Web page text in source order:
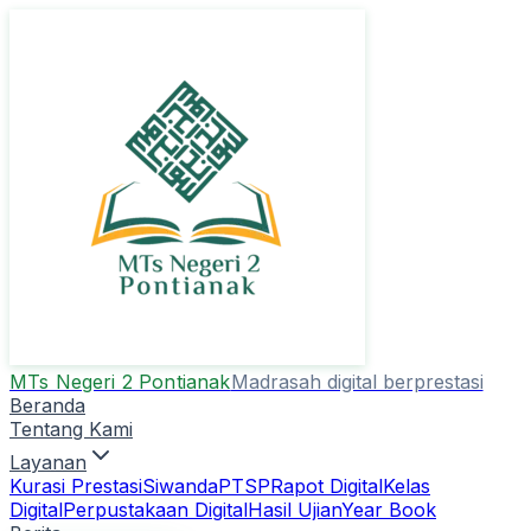
MTs Negeri 2 PontianakMadrasah digital berprestasi
Beranda
Tentang Kami
Layanan
Kurasi PrestasiSiwandaPTSPRapot DigitalKelas
DigitalPerpustakaan DigitalHasil UjianYear Book